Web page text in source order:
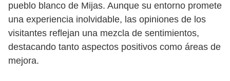
pueblo blanco de Mijas. Aunque su entorno promete
una experiencia inolvidable, las opiniones de los
visitantes reflejan una mezcla de sentimientos,
destacando tanto aspectos positivos como áreas de
mejora.